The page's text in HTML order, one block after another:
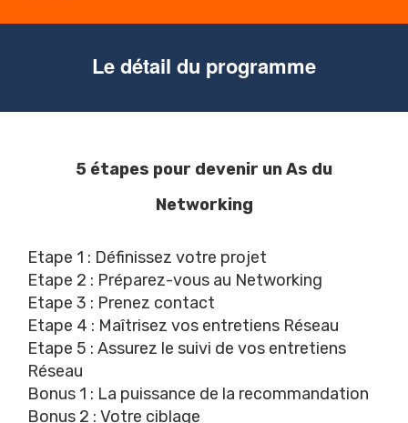
Le détail du programme
5 étapes pour devenir un As du
Networking
Etape 1 : Définissez votre projet
Etape 2 : Préparez-vous au Networking
Etape 3 : Prenez contact
Etape 4 : Maîtrisez vos entretiens Réseau
Etape 5 : Assurez le suivi de vos entretiens
Réseau
Bonus 1 : La puissance de la recommandation
Bonus 2 : Votre ciblage